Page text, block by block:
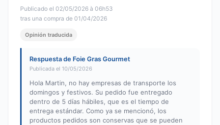
Publicado el 02/05/2026 à 06h53
tras una compra de 01/04/2026
Opinión traducida
Respuesta de Foie Gras Gourmet
Publicada el 10/05/2026
Hola Martin, no hay empresas de transporte los
domingos y festivos. Su pedido fue entregado
dentro de 5 días hábiles, que es el tiempo de
entrega estándar. Como ya se mencionó, los
productos pedidos son conservas que se pueden